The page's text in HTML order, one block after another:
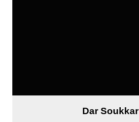
Dar Soukkar